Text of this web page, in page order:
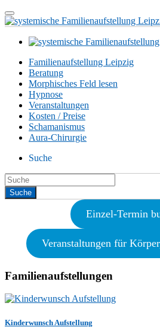
Familienaufstellung Leipzig
Beratung
Morphisches Feld lesen
Hypnose
Veranstaltungen
Kosten / Preise
Schamanismus
Aura-Chirurgie
Suche
Einzel-Termin
Veranstaltungen für
Familienaufstellungen
Kinderwunsch Aufstellung